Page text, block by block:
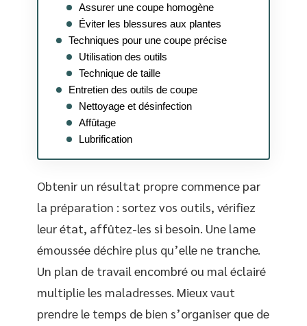
Assurer une coupe homogène
Éviter les blessures aux plantes
Techniques pour une coupe précise
Utilisation des outils
Technique de taille
Entretien des outils de coupe
Nettoyage et désinfection
Affûtage
Lubrification
Obtenir un résultat propre commence par
la préparation : sortez vos outils, vérifiez
leur état, affûtez-les si besoin. Une lame
émoussée déchire plus qu’elle ne tranche.
Un plan de travail encombré ou mal éclairé
multiplie les maladresses. Mieux vaut
prendre le temps de bien s’organiser que de